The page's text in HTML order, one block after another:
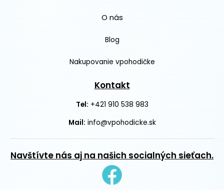
O nás
Blog
Nakupovanie vpohodičke
Kontakt
Tel: +421 910 538 983
Mail: info@vpohodicke.sk
Navštívte nás aj na našich socialných sieťach.